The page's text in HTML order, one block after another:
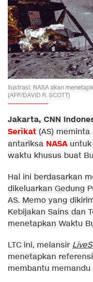
Ilustrasi. NASA akan
(AFP/DAVID R. SCOTT)
Jakarta, CNN
Serikat (AS)
antariksa NASAuntuk
waktu khusus buat
Hal ini berdasarkan
dikeluarkan Gedung
AS. Memo yang
Kebijakan Sains dan
menetapkan Waktu
LTC ini, melansir
menetapkan
membantu